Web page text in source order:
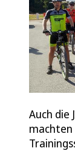
Auch die
machten